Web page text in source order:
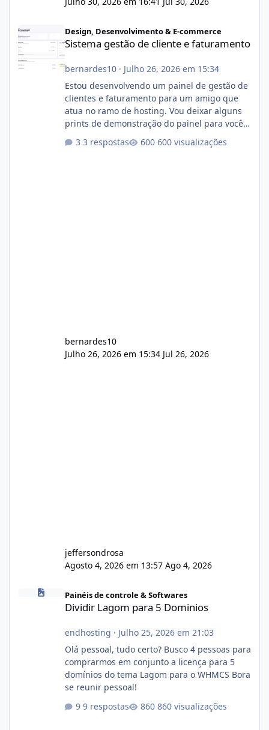
Design, Desenvolvimento & E-commerce
Sistema gestão de cliente e faturamento
bernardes10· Julho 26, 2026 em 15:34
Estou desenvolvendo um painel de gestão de
clientes e faturamento para um amigo que
atua no ramo de hosting. Vou deixar alguns
prints de demonstração do painel para vocês
com cerca de 80% concluído e conta com
3 respostas 600 visualizações
bernardes10
Julho 26, 2026 em 15:34 Jul 26, 2026
jeffersondrosa
Agosto 4, 2026 em 13:57 Ago 4, 2026
Dividir Lagom para 5 Dominios
Painéis de controle & Softwares
Dividir Lagom para 5 Dominios
endhosting · Julho 25, 2026 em 21:03
Olá pessoal, tudo certo? Busco 4 pessoas para
comprarmos em conjunto a licença para 5
domínios do tema Lagom para o WHMCS Bora
se reunir pessoal!
9 respostas
860 visualizações